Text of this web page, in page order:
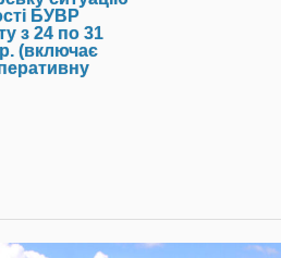
БУВР
з 24 по 31
(включає